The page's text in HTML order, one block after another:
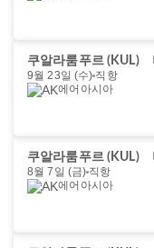
쿠알라룸푸르 (KUL)
9월 23일 (수) 직항
에어아시아
쿠알라룸푸르 (KUL)
8월 7일 (금) 직항
에어아시아